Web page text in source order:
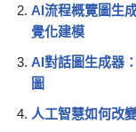
AI流程概覽圖生
覺化建模
AI對話圖生成器
圖
人工智慧如何改